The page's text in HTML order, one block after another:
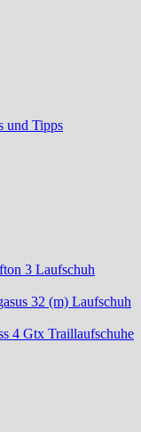
und Tipps
3 Laufschuh
32 (m) Laufschuh
4 Gtx Traillaufschuhe